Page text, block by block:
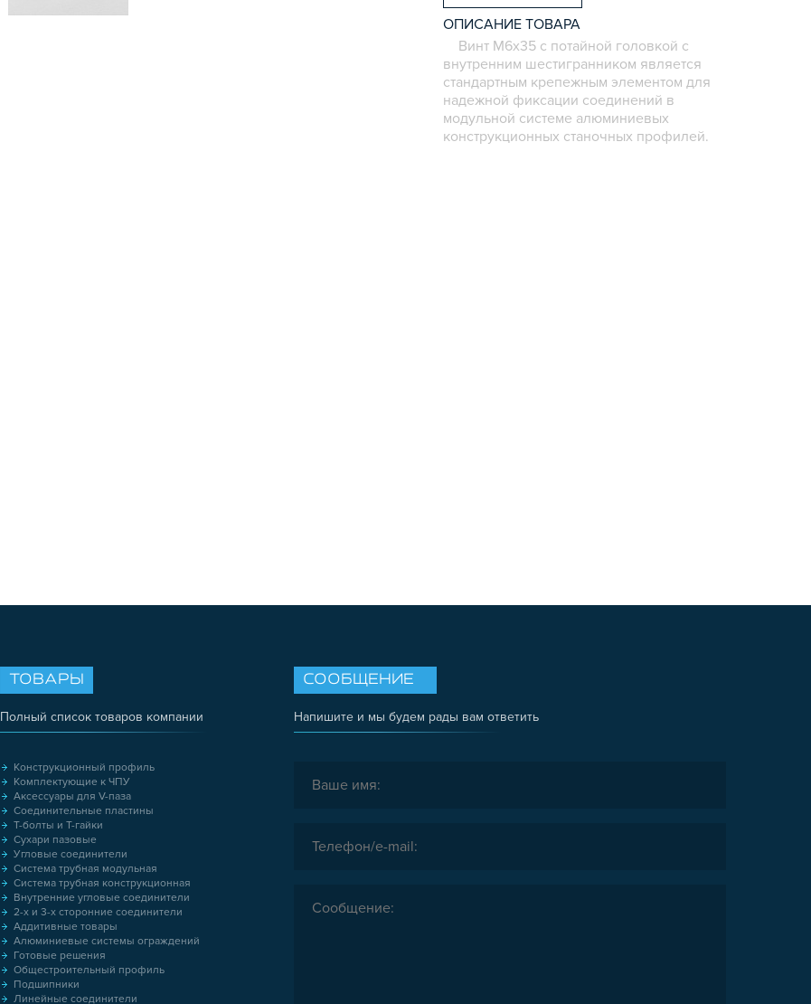
ОПИСАНИЕ ТОВАРА
Винт M6х35 с потайной головкой с
внутренним шестигранником является
стандартным крепежным элементом для
надежной фиксации соединений в
модульной системе алюминиевых
конструкционных станочных профилей.
СООБЩЕНИЕ
Напишите и мы будем рады вам ответить
ТОВАРЫ
Полный список товаров компании
Конструкционный профиль
Комплектующие к ЧПУ
Аксессуары для V-паза
Соединительные пластины
Т-болты и Т-гайки
Сухари пазовые
Угловые соединители
Система трубная модульная
Система трубная конструкционная
Внутренние угловые соединители
2-х и 3-х сторонние соединители
Аддитивные товары
Алюминиевые системы ограждений
Готовые решения
Общестроительный профиль
Подшипники
Линейные соединители